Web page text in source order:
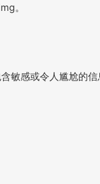
。
敏感或令人尴尬的